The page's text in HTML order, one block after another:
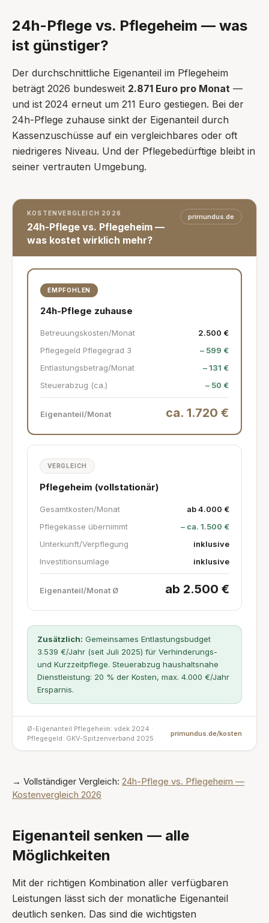
24h-Pflege vs. Pflegeheim — was
ist günstiger?
Der durchschnittliche Eigenanteil im Pflegeheim
beträgt 2026 bundesweit 2.871 Euro pro Monat —
und ist 2024 erneut um 211 Euro gestiegen. Bei der
24h-Pflege zuhause sinkt der Eigenanteil durch
Kassenzuschüsse auf ein vergleichbares oder oft
niedrigeres Niveau. Und der Pflegebedürftige bleibt in
seiner vertrauten Umgebung.
KOSTENVERGLEICH 2026
24h-Pflege vs. Pflegeheim —
was kostet wirklich mehr?
primundus.de
EMPFOHLEN
24h-Pflege zuhause
Betreuungskosten/Monat
2.500 €
Pflegegeld Pflegegrad 3
– 599 €
Entlastungsbetrag/Monat
– 131 €
Steuerabzug (ca.)
– 50 €
Eigenanteil/Monat ca. 1.720 €
VERGLEICH
Pflegeheim (vollstationär)
Gesamtkosten/Monat
ab 4.000 €
Pflegekasse übernimmt
– ca. 1.500 €
Unterkunft/Verpflegung
inklusive
Investitionsumlage
inklusive
Eigenanteil/Monat Ø ab 2.500 €
Zusätzlich: Gemeinsames Entlastungsbudget
3.539 €/Jahr (seit Juli 2025) für Verhinderungs-
und Kurzzeitpflege. Steuerabzug haushaltsnahe
Dienstleistung: 20 % der Kosten, max. 4.000 €/Jahr
Ersparnis.
Ø-Eigenanteil Pflegeheim: vdek 2024 ·
Pflegegeld: GKV-Spitzenverband 2025
primundus.de/kosten
→ Vollständiger Vergleich: 24h-Pflege vs. Pflegeheim —
Kostenvergleich 2026
Eigenanteil senken — alle
Möglichkeiten
Mit der richtigen Kombination aller verfügbaren
Leistungen lässt sich der monatliche Eigenanteil
deutlich senken. Das sind die wichtigsten